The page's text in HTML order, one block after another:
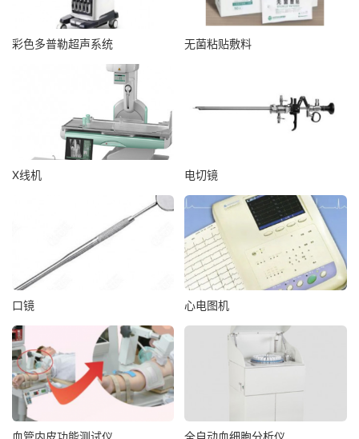
彩色多普勒超声系统 无菌粘贴敷料
X线机 电切镜
口镜 心电图机
血管内皮功能测试仪 全自动血细胞分析仪